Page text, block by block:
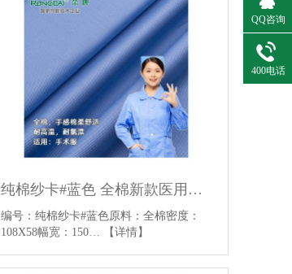
纯棉纱卡#蓝色 全棉新款医用面料平纹医用手术服面料
编号：纯棉纱卡#蓝色原料：全棉密度：
108X58幅宽：150…
【详情】
QQ咨询
400电话